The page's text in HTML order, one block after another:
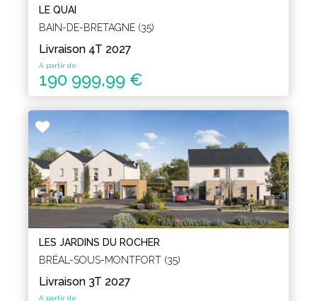
LE QUAI
BAIN-DE-BRETAGNE (35)
Livraison 4T 2027
A partir de
190 999,99 €
LES JARDINS DU ROCHER
BRÉAL-SOUS-MONTFORT (35)
Livraison 3T 2027
A partir de